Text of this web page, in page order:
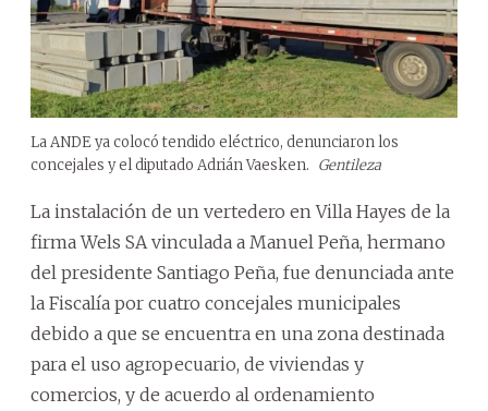
La ANDE ya colocó tendido eléctrico, denunciaron los
concejales y el diputado Adrián Vaesken. Gentileza
La instalación de un vertedero en Villa Hayes de la
firma Wels SA vinculada a Manuel Peña, hermano
del presidente Santiago Peña, fue denunciada ante
la Fiscalía por cuatro concejales municipales
debido a que se encuentra en una zona destinada
para el uso agropecuario, de viviendas y
comercios, y de acuerdo al ordenamiento